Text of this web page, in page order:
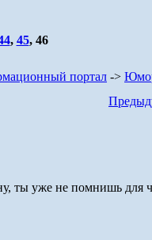
, 45, 46
портал ->
ты уже не помнишь для